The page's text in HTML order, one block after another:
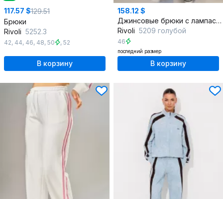
117.57 $129.51
Брюки
Rivoli 5252.3
42, 44, 46, 48, 50 , 52
В корзину
158.12 $
Джинсовые брюки с лампасами и классической посадкой
Rivoli 5209 голубой
46
последний размер
В корзину